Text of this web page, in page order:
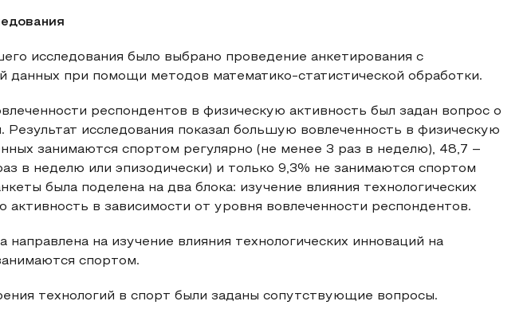
исследования было выбрано проведение анкетирования с
данных при помощи методов математико-статистической обработки.
респондентов в физическую активность был задан вопрос о
Результат исследования показал большую вовлеченность в физическую
занимаются спортом регулярно (не менее 3 раз в неделю), 48,7 –
в неделю или эпизодически) и только 9,3% не занимаются спортом
была поделена на два блока: изучение влияния технологических
активность в зависимости от уровня вовлеченности респондентов.
направлена на изучение влияния технологических инноваций на
спортом.
технологий в спорт были заданы сопутствующие вопросы.